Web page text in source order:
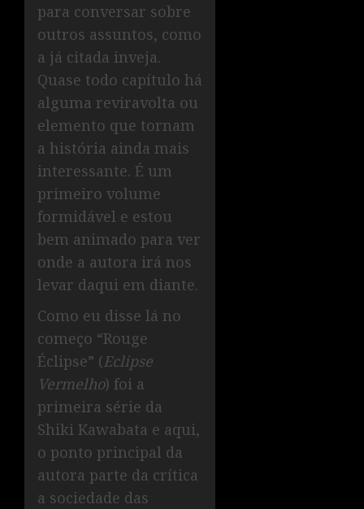
para conversar sobre
outros assuntos, como
a já citada inveja.
Quase todo capítulo há
alguma reviravolta ou
elemento que tornam
a história ainda mais
interessante. É um
primeiro volume
formidável e estou
bem animado para ver
onde a autora irá nos
levar daqui em diante.
Como eu disse lá no
começo “Rouge
Éclipse” (Eclipse
Vermelho) foi a
primeira série da
Shiki Kawabata e aqui,
o ponto principal da
autora parte da crítica
a sociedade das